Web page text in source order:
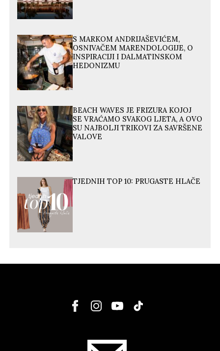
S MARKOM ANDRIJAŠEVIĆEM,
OSNIVAČEM MARENDOLOGIJE, O
INSPIRACIJI I DALMATINSKOM
HEDONIZMU
BEACH WAVES JE FRIZURA KOJOJ
SE VRAĆAMO SVAKOG LJETA, A OVO
SU NAJBOLJI TRIKOVI ZA SAVRŠENE
VALOVE
TJEDNIH TOP 10: PRUGASTE HLAČE